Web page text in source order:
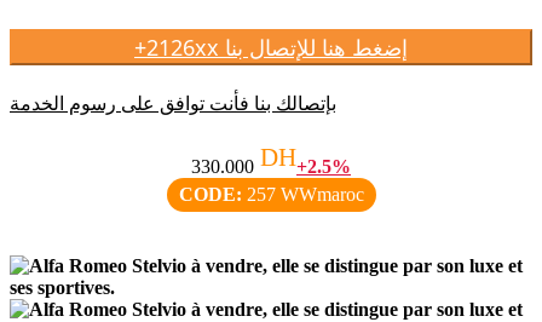
+2126xx إضغط هنا للإتصال بنا
بإتصالك بنا فأنت توافق على رسوم الخدمة
330.000 DH+2.5%
CODE: 257 WWmaroc